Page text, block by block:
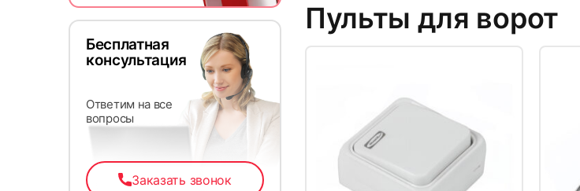
Бесплатная
консультация
Ответим на все
вопросы
Заказать звонок
Пульты для ворот